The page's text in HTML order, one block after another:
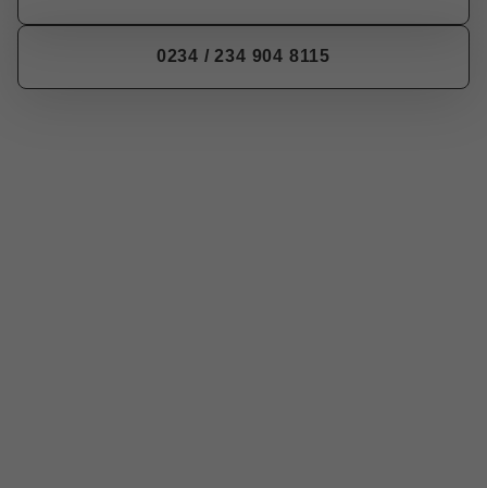
0234 / 234 904 8115